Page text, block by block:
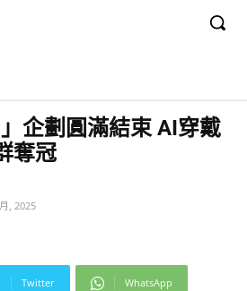
企劃圓滿結束 AI穿戴
奪冠
, 2025
Twitter WhatsApp